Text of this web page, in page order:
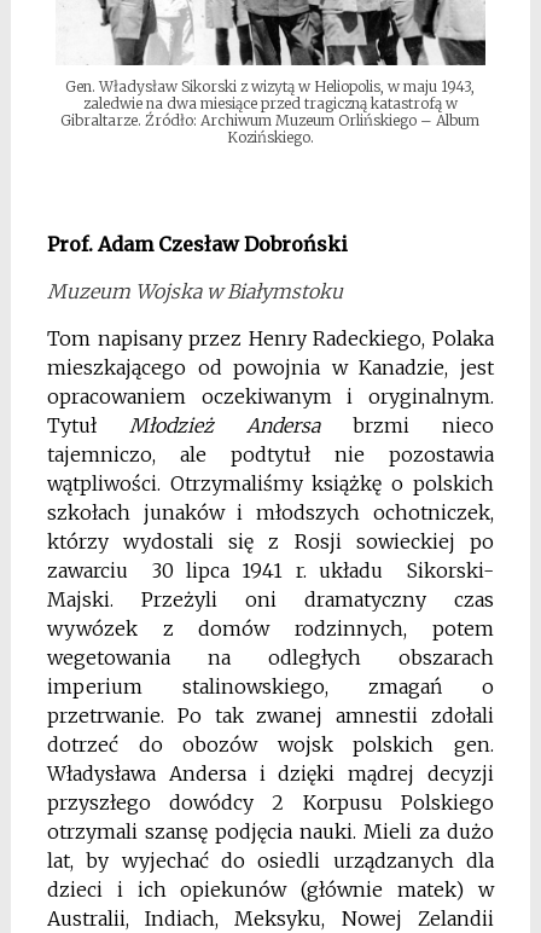
Gen. Władysław Sikorski z wizytą w Heliopolis, w maju 1943,
zaledwie na dwa miesiące przed tragiczną katastrofą w
Gibraltarze. Źródło: Archiwum Muzeum Orlińskiego – Album
Kozińskiego.
Prof. Adam Czesław Dobroński
Muzeum Wojska w Białymstoku
Tom napisany przez Henry Radeckiego, Polaka
mieszkającego od powojnia w Kanadzie, jest
opracowaniem oczekiwanym i oryginalnym.
Tytuł Młodzież Andersabrzmi nieco
tajemniczo, ale podtytuł nie pozostawia
wątpliwości. Otrzymaliśmy książkę o polskich
szkołach junaków i młodszych ochotniczek,
którzy wydostali się z Rosji sowieckiej po
zawarciu 30 lipca 1941 r. układu Sikorski-
Majski. Przeżyli oni dramatyczny czas
wywózek z domów rodzinnych, potem
wegetowania na odległych obszarach
imperium stalinowskiego, zmagań o
przetrwanie. Po tak zwanej amnestii zdołali
dotrzeć do obozów wojsk polskich gen.
Władysława Andersa i dzięki mądrej decyzji
przyszłego dowódcy 2 Korpusu Polskiego
otrzymali szansę podjęcia nauki. Mieli za dużo
lat, by wyjechać do osiedli urządzanych dla
dzieci i ich opiekunów (głównie matek) w
Australii, Indiach, Meksyku, Nowej Zelandii